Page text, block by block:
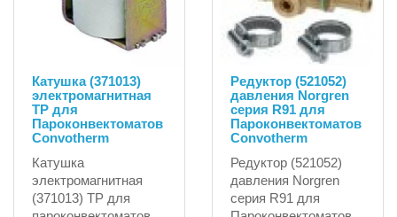
Катушка (371013)
электромагнитная
TP для
Пароконвектоматов
Convotherm
Катушка
электромагнитная
(371013) TP для
Редуктор (521052)
давления Norgren
серия R91 для
Пароконвектоматов
Convotherm
Редуктор (521052)
давления Norgren
серия R91 для